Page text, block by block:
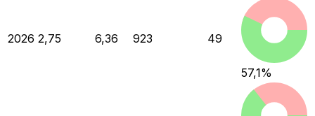
2026 2,75 6,36 923 49
57,1%